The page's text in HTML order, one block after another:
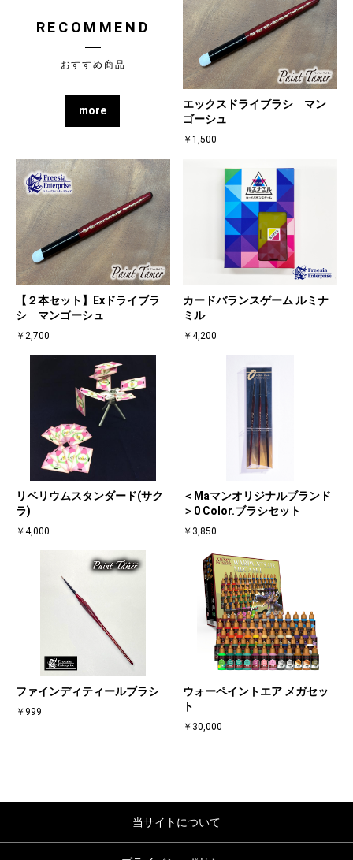
RECOMMEND
おすすめ商品
more
エックスドライブラシ マン
ゴーシュ
￥1,500
【２本セット】Exドライブラ
シ マンゴーシュ
￥2,700
カードバランスゲーム ルミナ
ミル
￥4,200
リベリウムスタンダード(サク
ラ)
￥4,000
＜Maマンオリジナルブランド
＞0 Color.ブラシセット
￥3,850
ファインディティールブラシ
￥999
ウォーペイントエア メガセッ
ト
￥30,000
当サイトについて